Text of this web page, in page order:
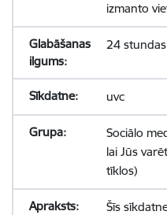
izmanto
24 stundas
uvc
Sociālo
lai Jūs
tīklos)
Šīs